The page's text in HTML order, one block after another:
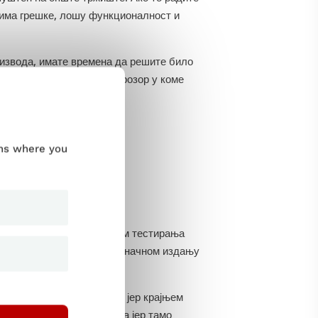
грешке, лошу функционалност и
имате времена да решите било
дајући себи кратак прозор у коме
процеса. Довршавањем тестирања
који се налазе у коначном издању
развој целог пројекта јер крајњем
у раној фази пројекта јер тамо
where you